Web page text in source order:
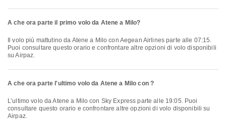
A che ora parte il primo volo da Atene a Milo?
Puoi consultare questo orario e confrontare altre opzioni di volo disponibili
su Airpaz.
A che ora parte l'ultimo volo da Atene a Milo con ?
L’ultimo volo da Atene a Milo con Sky Express parte alle 19:05. Puoi
consultare questo orario e confrontare altre opzioni di volo disponibili su
Airpaz.